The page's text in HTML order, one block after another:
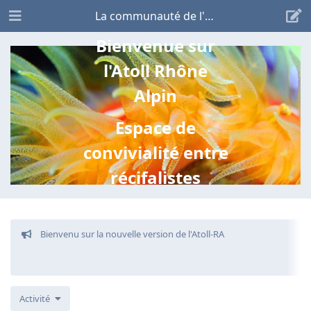
Bienvenue sur
l'Atoll Rhône
Alpin
Espace de
convivialité entre
récifalistes
Bienvenu sur la nouvelle version de l'Atoll-RA
La communauté de l'Atoll
Activité